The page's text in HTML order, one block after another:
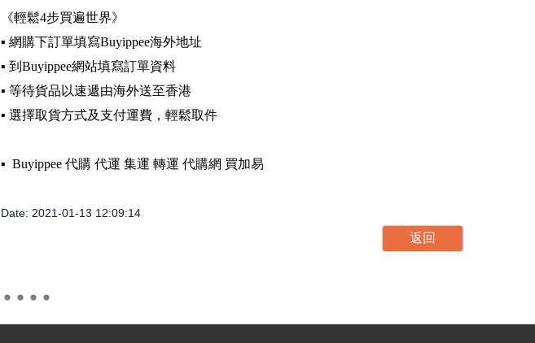
《輕鬆4步買遍世界》
▪️ 網購下訂單填寫Buyippee海外地址
▪️ 到Buyippee網站填寫訂單資料
▪️ 等待貨品以速遞由海外送至香港
▪️ 選擇取貨方式及支付運費，輕鬆取件
▪️ Buyippee 代購 代運 集運 轉運 代購網 買加易
Date: 2021-01-13 12:09:14